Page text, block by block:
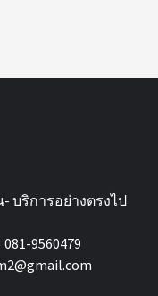
บริการอย่างตรงไป
9560479